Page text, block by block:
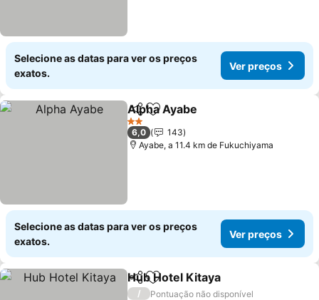
Selecione as datas para ver os preços
exatos.
Ver preços
PartilharAdicionar aos favoritos
Alpha Ayabe
2 Estrelas
6,0
143
Ayabe, a 11.4 km de Fukuchiyama
Selecione as datas para ver os preços
exatos.
Ver preços
PartilharAdicionar aos favoritos
Hub Hotel Kitaya
/
Pontuação não disponível